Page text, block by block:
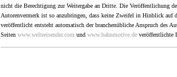
nicht die Berechtigung zur Weitergabe an Dritte. Die Veröffentlichung
Autorenvermerk ist so anzubringen, dass keine Zweifel in Hinblick auf
veröffentlicht entsteht automatisch der branchenübliche Anspruch des
Seiten www.weltreisender.com und www.bahnmotive.de veröffentlichte